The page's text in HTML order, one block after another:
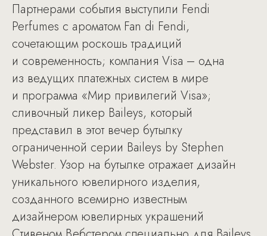
Партнерами события выступили Fendi
Perfumes c ароматом Fan di Fendi,
сочетающим роскошь традиций
и современность; компания Visa – одна
из ведущих платежных систем в мире
и программа «Мир привилегий Visa»;
сливочный ликер Baileys, который
представил в этот вечер бутылку
ограниченной серии Baileys by Stephen
Webster. Узор на бутылке отражает дизайн
уникального ювелирного изделия,
созданного всемирно известным
дизайнером ювелирных украшений